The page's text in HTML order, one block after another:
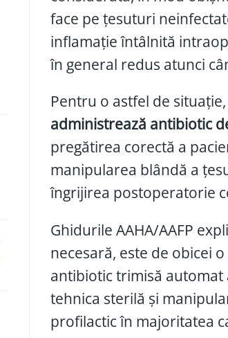
face pe țesuturi
inflamație întâlnită
în general redus atunci
Pentru o astfel de
administrează antibiotic
pregătirea corectă a
manipularea blândă a
îngrijirea postoperatorie
Ghidurile AAHA/AAFP
necesară, este de obicei
antibiotic trimisă automat
tehnica sterilă și
profilactic în majoritatea